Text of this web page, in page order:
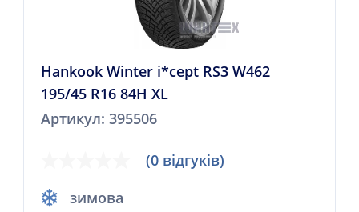
Hankook Winter i*cept RS3 W462
195/45 R16 84H XL
Артикул: 395506
(0 відгуків)
зимова